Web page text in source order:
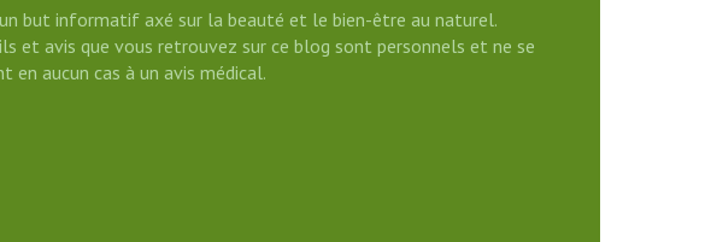
but informatif axé sur la beauté et le bien-être au naturel.
et avis que vous retrouvez sur ce blog sont personnels et ne se
en aucun cas à un avis médical.